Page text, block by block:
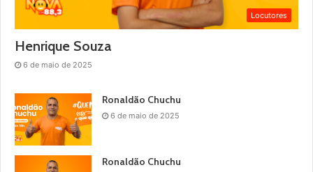
Locutores
Henrique Souza
6 de maio de 2025
Ronaldão Chuchu
6 de maio de 2025
Ronaldão Chuchu